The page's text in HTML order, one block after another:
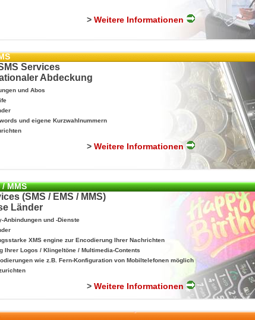
> Weitere Informationen
Services
Abdeckung
und Abos
und eigene Kurzwahlnummern
> Weitere Informationen
/ MMS
(SMS / EMS / MMS)
Länder
Anbindungen und -Dienste
XMS engine zur Encodierung Ihrer Nachrichten
Ihrer Logos / Klingeltöne / Multimedia-Contents
wie z.B. Fern-Konfiguration von Mobiltelefonen möglich
> Weitere Informationen